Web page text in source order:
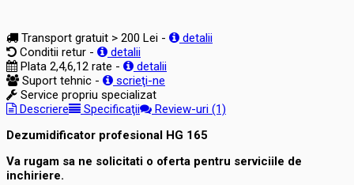
Transport gratuit > 200 Lei -
detalii
Conditii retur -
detalii
Plata 2,4,6,12 rate -
detalii
Suport tehnic -
scrieţi-ne
Service propriu specializat
Descriere
Specificaţii
Review-uri (1)
Dezumidificator profesional HG 165
Va rugam sa ne solicitati o oferta pentru serviciile de
inchiriere.